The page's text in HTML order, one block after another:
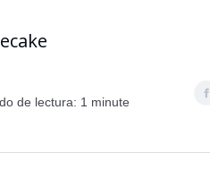
de lectura: 1 minute